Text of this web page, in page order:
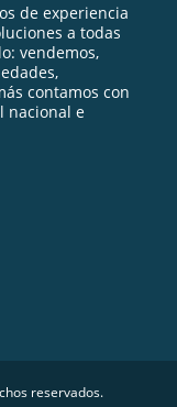
de experiencia
a todas
vendemos,
contamos con
nacional e
reservados.